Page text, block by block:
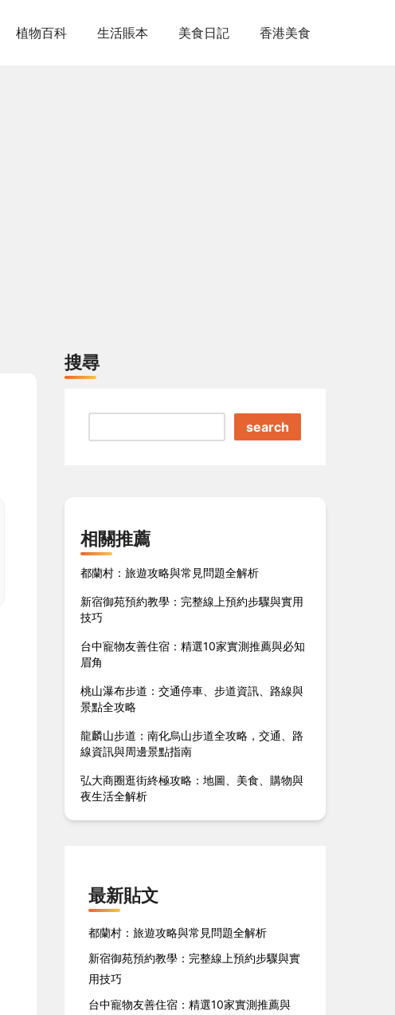
植物百科 生活賬本 美食日記 香港美食
搜尋
search
相關推薦
都蘭村：旅遊攻略與常見問題全解析
新宿御苑預約教學：完整線上預約步驟與實用
技巧
台中寵物友善住宿：精選10家實測推薦與必知
眉角
桃山瀑布步道：交通停車、步道資訊、路線與
景點全攻略
龍麟山步道：南化烏山步道全攻略，交通、路
線資訊與周邊景點指南
弘大商圈逛街終極攻略：地圖、美食、購物與
夜生活全解析
最新貼文
都蘭村：旅遊攻略與常見問題全解析
新宿御苑預約教學：完整線上預約步驟與實
用技巧
台中寵物友善住宿：精選10家實測推薦與